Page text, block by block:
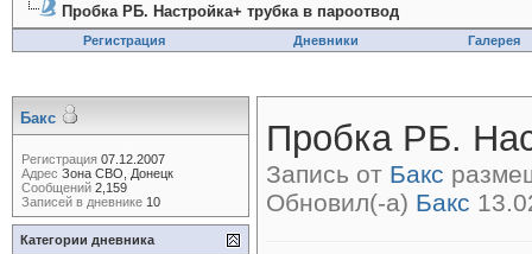
Пробка РБ. Настройка+ трубка в пароотвод
Регистрация Дневники Галерея
Пробка РБ.
Запись от Бакс
Обновил(-а) Бакс
Бакс
Регистрация 07.12.2007
Адрес Зона СВО, Донецк
Сообщений 2,159
Записей в дневнике 10
Категории дневника